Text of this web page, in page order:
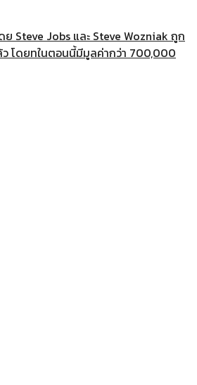
ย Steve Jobs และ Steve Wozniak ถูก
ว โดยทในตอนนี้มีมูลค่ากว่า 700,000